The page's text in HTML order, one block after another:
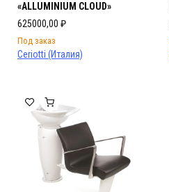
«ALLUMINIUM CLOUD»
625000,00 ₽
Под заказ
Ceriotti (Италия)